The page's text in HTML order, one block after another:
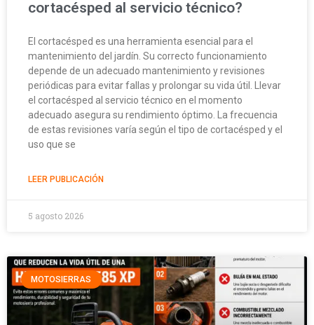
cortacésped al servicio técnico?
El cortacésped es una herramienta esencial para el
mantenimiento del jardín. Su correcto funcionamiento
depende de un adecuado mantenimiento y revisiones
periódicas para evitar fallas y prolongar su vida útil. Llevar
el cortacésped al servicio técnico en el momento
adecuado asegura su rendimiento óptimo. La frecuencia
de estas revisiones varía según el tipo de cortacésped y el
uso que se
LEER PUBLICACIÓN
5 agosto 2026
MOTOSIERRAS